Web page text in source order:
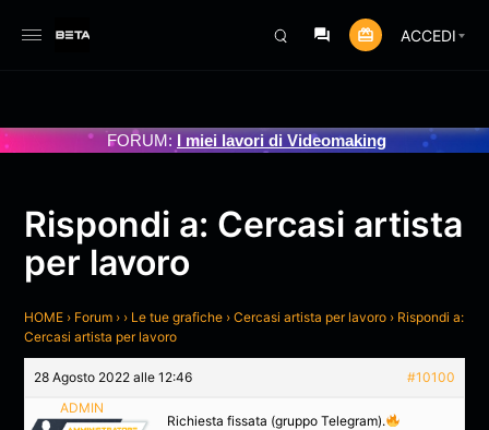
ACCEDI
FORUM: I miei lavori di Videomaking
Rispondi a: Cercasi artista
per lavoro
HOME › Forum › › Le tue grafiche › Cercasi artista per lavoro › Rispondi a:
Cercasi artista per lavoro
28 Agosto 2022 alle 12:46
#10100
ADMIN
Richiesta fissata (gruppo Telegram).